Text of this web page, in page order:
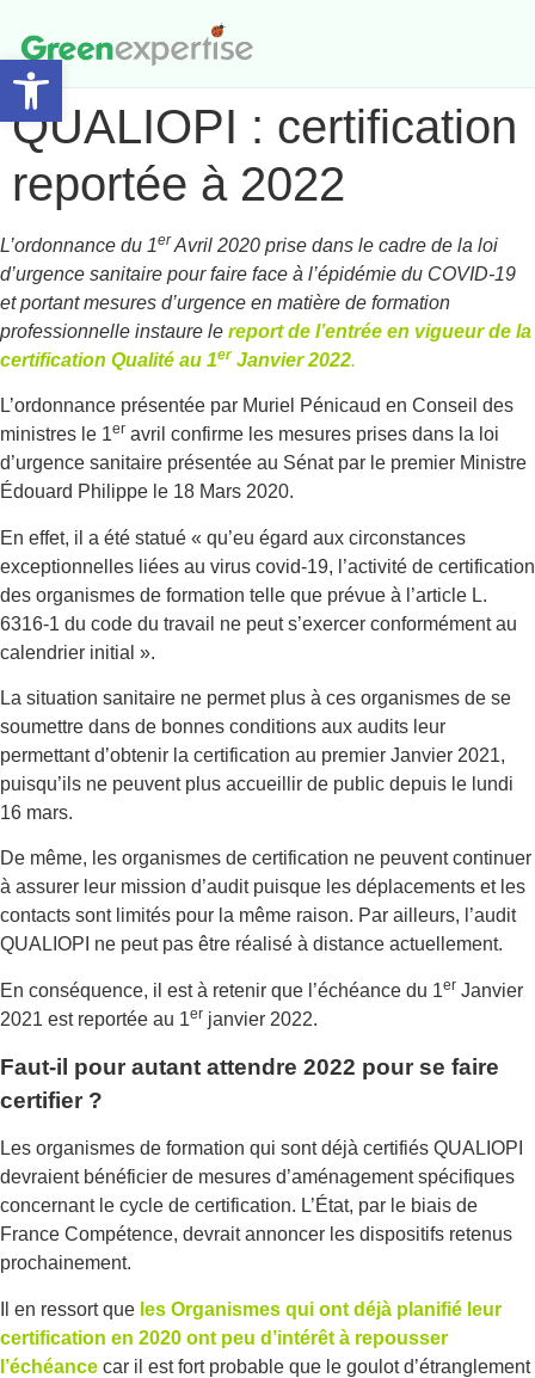
QUALIOPI : certification
reportée à 2022
L’ordonnance du 1er Avril 2020 prise dans le cadre de la loi
d’urgence sanitaire pour faire face à l’épidémie du COVID-19
et portant mesures d’urgence en matière de formation
professionnelle instaure le report de l’entrée en vigueur de la
certification Qualité au 1er Janvier 2022.
L’ordonnance présentée par Muriel Pénicaud en Conseil des
ministres le 1er avril confirme les mesures prises dans la loi
d’urgence sanitaire présentée au Sénat par le premier Ministre
Édouard Philippe le 18 Mars 2020.
En effet, il a été statué « qu’eu égard aux circonstances
exceptionnelles liées au virus covid-19, l’activité de certification
des organismes de formation telle que prévue à l’article L.
6316-1 du code du travail ne peut s’exercer conformément au
calendrier initial ».
La situation sanitaire ne permet plus à ces organismes de se
soumettre dans de bonnes conditions aux audits leur
permettant d’obtenir la certification au premier Janvier 2021,
puisqu’ils ne peuvent plus accueillir de public depuis le lundi
16 mars.
De même, les organismes de certification ne peuvent continuer
à assurer leur mission d’audit puisque les déplacements et les
contacts sont limités pour la même raison. Par ailleurs, l’audit
QUALIOPI ne peut pas être réalisé à distance actuellement.
En conséquence, il est à retenir que l’échéance du 1er Janvier
2021 est reportée au 1er janvier 2022.
Faut-il pour autant attendre 2022 pour se faire
certifier ?
Les organismes de formation qui sont déjà certifiés QUALIOPI
devraient bénéficier de mesures d’aménagement spécifiques
concernant le cycle de certification. L’État, par le biais de
France Compétence, devrait annoncer les dispositifs retenus
prochainement.
Il en ressort que les Organismes qui ont déjà planifié leur
certification en 2020 ont peu d’intérêt à repousser
l’échéance car il est fort probable que le goulot d’étranglement
Ouvrir la barre d’outils